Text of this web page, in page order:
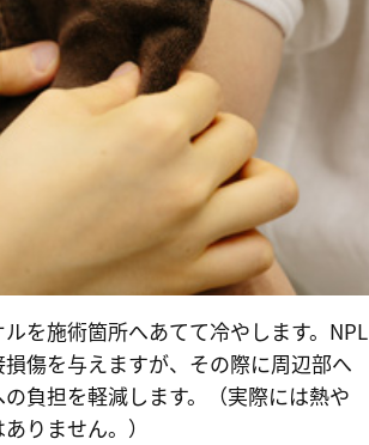
を施術箇所へあてて冷やします。NPL
傷を与えますが、その際に周辺部へ
負担を軽減します。（実際には熱や
りません。）